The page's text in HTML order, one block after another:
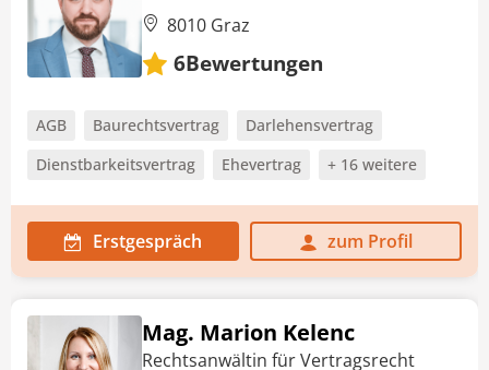
8010 Graz
6Bewertungen
AGB Baurechtsvertrag
Darlehensvertrag
Dienstbarkeitsvertrag
Ehevertrag + 16 weitere
Erstgespräch zum Profil
Mag. Marion Kelenc
Rechtsanwältin für Vertragsrecht